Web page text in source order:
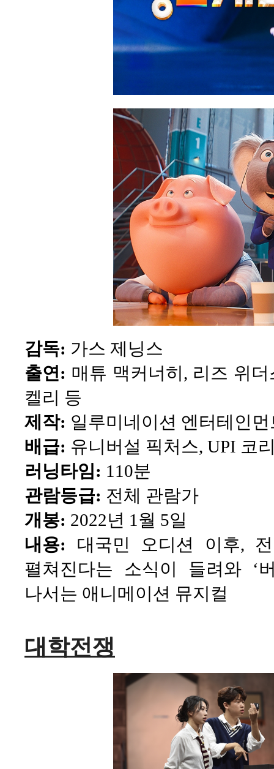
감독: 가스 제닝스
출연: 매튜 맥커너히, 리즈 위
켈리 등
제작: 일루미네이션 엔터테인먼
배급: 유니버설 픽처스, UPI 코
러닝타임: 110분
관람등급: 전체 관람가
개봉: 2022년 1월 5일
내용: 대국민 오디션 이후,
펼쳐진다는 소식이 들려와 ‘
나서는 애니메이션 뮤지컬
대학전쟁